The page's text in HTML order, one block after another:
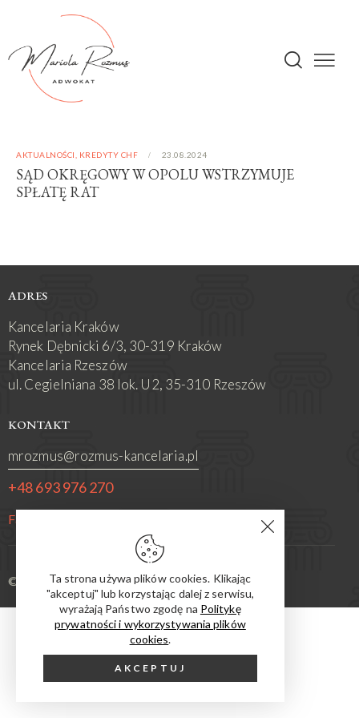
AKTUALNOŚCI KREDYTY CHF 23.08.2024
SĄD OKRĘGOWY W OPOLU WSTRZYMUJE
SPŁATĘ RAT
ADRES
Kancelaria Kraków
Rynek Dębnicki 6/3, 30-319 Kraków
Kancelaria Rzeszów
ul. Cegielniana 38 lok. U2, 35-310 Rzeszów
KONTAKT
mrozmus@rozmus-kancelaria.pl
+48 693 976 270
Facebook
© 2026. All Rights Reserved.
Ta strona używa plików cookies. Klikając
"akceptuj" lub korzystając dalej z serwisu,
wyrażają Państwo zgodę na Politykę
prywatności i wykorzystywania plików
cookies.
AKCEPTUJ